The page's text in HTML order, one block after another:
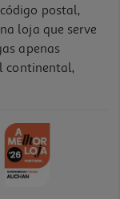
postal,
loja que serve
apenas
continental,